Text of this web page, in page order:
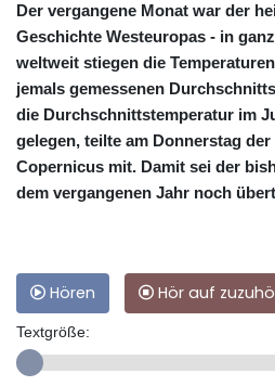
Der vergangene Monat war der
Geschichte Westeuropas - in
weltweit stiegen die
jemals gemessenen
die Durchschnittstemperatur im
gelegen, teilte am Donnerstag
Copernicus mit. Damit sei der
dem vergangenen Jahr noch
Hören Hör auf
Textgröße: